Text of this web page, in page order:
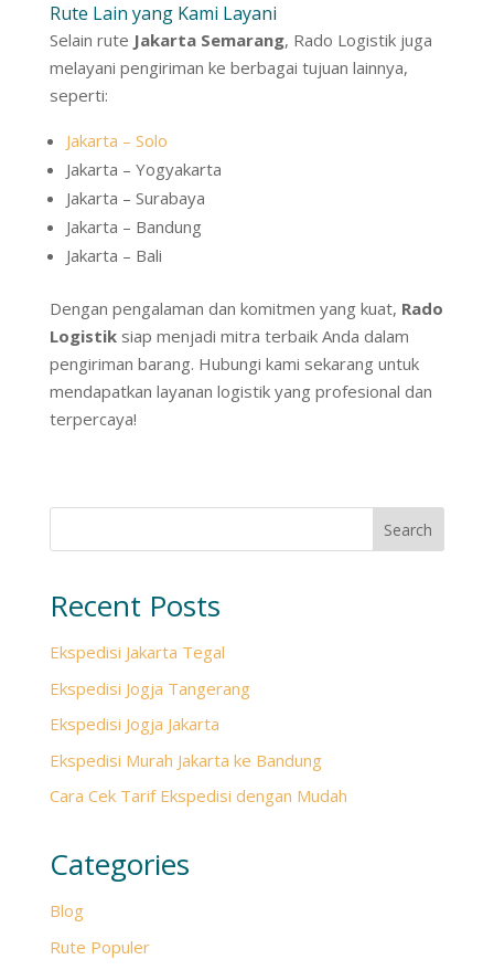
Rute Lain yang Kami Layani
Selain rute Jakarta Semarang, Rado Logistik juga
melayani pengiriman ke berbagai tujuan lainnya,
seperti:
Jakarta – Solo
Jakarta – Yogyakarta
Jakarta – Surabaya
Jakarta – Bandung
Jakarta – Bali
Dengan pengalaman dan komitmen yang kuat, Rado
Logistiksiap menjadi mitra terbaik Anda dalam
pengiriman barang. Hubungi kami sekarang untuk
mendapatkan layanan logistik yang profesional dan
terpercaya!
Search
Recent Posts
Ekspedisi Jakarta Tegal
Ekspedisi Jogja Tangerang
Ekspedisi Jogja Jakarta
Ekspedisi Murah Jakarta ke Bandung
Cara Cek Tarif Ekspedisi dengan Mudah
Categories
Blog
Rute Populer